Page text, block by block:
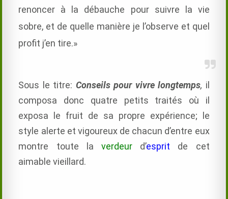
renoncer à la débauche pour suivre la vie
sobre, et de quelle manière je l’observe et quel
profit j’en tire.»
Sous le titre: Conseils pour vivre longtemps, il
composa donc quatre petits traités où il
exposa le fruit de sa propre expérience; le
style alerte et vigoureux de chacun d’entre eux
montre toute la verdeur d’esprit de cet
aimable vieillard.